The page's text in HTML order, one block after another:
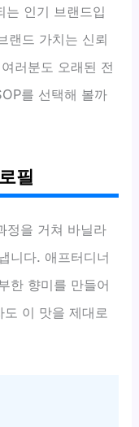
는 인기 브랜드입
랜드 가치는 신뢰
러분도 오래된 전
를 선택해 볼까
필
정을 거쳐 바닐라
니다. 애프터디너
한 향미를 만들어
이 맛을 제대로